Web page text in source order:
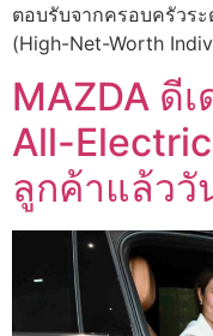
ตอบรับจากครอบครัวร
(High-Net-Worth
MAZDA ดี
All-
ลูกค้าแล้ววั